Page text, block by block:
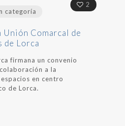
2
categoría
Unión Comarcal de
de Lorca
firmana un convenio
a la
en centro
de Lorca.